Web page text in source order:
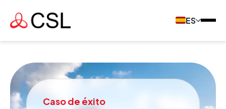
ES
Caso de éxito